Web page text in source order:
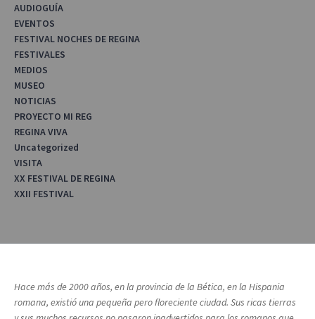
AUDIOGUÍA
EVENTOS
FESTIVAL NOCHES DE REGINA
FESTIVALES
MEDIOS
MUSEO
NOTICIAS
PROYECTO MI REG
REGINA VIVA
Uncategorized
VISITA
XX FESTIVAL DE REGINA
XXII FESTIVAL
Hace más de 2000 años, en la provincia de la Bética, en la Hispania
romana, existió una pequeña pero floreciente ciudad. Sus ricas tierras